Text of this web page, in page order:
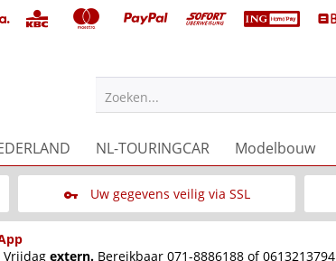
Zoeken...
Uw gegevens veilig via SSL
Vrijdag extern. Bereikbaar 071-8886188 of 0613213794